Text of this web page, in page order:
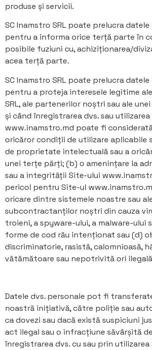
produse și servicii.
SC Inamstro SRL poate prelucra
pentru a informa orice terță parte în
posibile fuziuni cu, achiziționarea/
acea terță parte.
SC Inamstro SRL poate prelucra
pentru a proteja interesele legitime
SRL, ale partenerilor noștri sau ale
și când înregistrarea dvs. sau
www.inamstro.md poate fi
oricăror condiții de utilizare aplicabile
de proprietate intelectuală sau a
unei terțe părți; (b) o amenințare la
sau a integrității Site-ului
pericol pentru Site-ul
oricare dintre sistemele noastre sau
subcontractanților noștri din cauza
troieni, a spyware-ului, a malware-ului
forme de cod rău intenționat sau (d)
discriminatorie, rasistă, calomnioasă,
vătămătoare sau nepotrivită ori
Datele dvs. personale pot fi
noastră inițiativă, către poliție sau
ca dovezi sau dacă există suspiciuni
act ilegal sau o infracțiune săvârșită
înregistrarea dvs. cu sau prin